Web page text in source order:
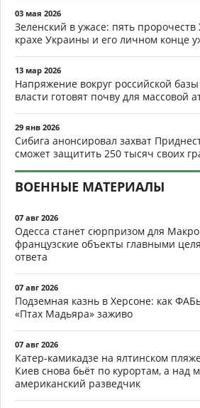
03 мая 2026
Зеленский в ужасе: пять
крахе Украины и его личном конце
13 мар 2026
Напряжение вокруг российской
власти готовят почву для массовой
29 янв 2026
Сибига анонсировал захват
сможет защитить 250 тысяч своих
ВОЕННЫЕ МАТЕРИАЛЫ
07 авг 2026
Одесса станет сюрпризом для
французские объекты главными
ответа
07 авг 2026
Подземная казнь в Херсоне: как
«Птах Мадьяра» заживо
07 авг 2026
Катер-камикадзе на ялтинском
Киев снова бьёт по курортам, а над
американский разведчик